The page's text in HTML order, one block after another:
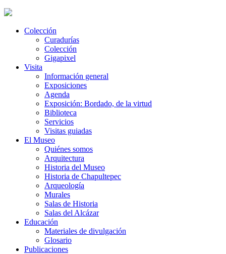
Colección
Curadurías
Colección
Gigapixel
Visita
Información general
Exposiciones
Agenda
Exposición: Bordado, de la virtud
Biblioteca
Servicios
Visitas guiadas
El Museo
Quiénes somos
Arquitectura
Historia del Museo
Historia de Chapultepec
Arqueología
Murales
Salas de Historia
Salas del Alcázar
Educación
Materiales de divulgación
Glosario
Publicaciones